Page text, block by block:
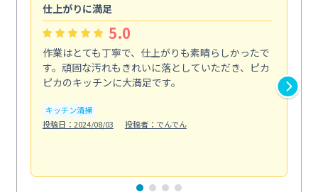
仕上がりに満足
5.0
作業はとても丁寧で、仕上がりも素晴らしかったで
す。頑固な汚れもきれいに落としていただき、ピカ
ピカのキッチンに大満足です。
キッチン清掃
投稿日：2024/08/03
投稿者：でんでん